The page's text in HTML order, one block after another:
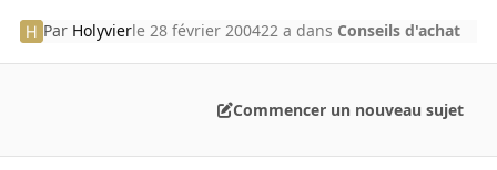
Par Holyvierle 28 février 200422 a dans Conseils d'achat
Commencer un nouveau sujet